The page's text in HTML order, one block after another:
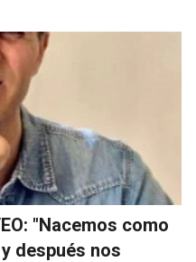
"Nacemos como
después nos